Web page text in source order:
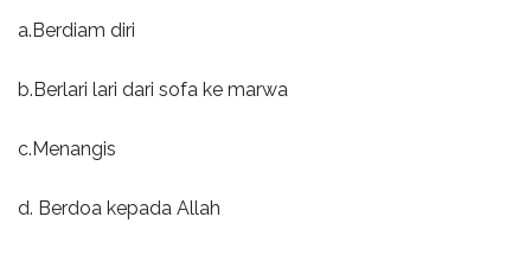
a.Berdiam diri
b.Berlari lari dari sofa ke marwa
c.Menangis
d. Berdoa kepada Allah